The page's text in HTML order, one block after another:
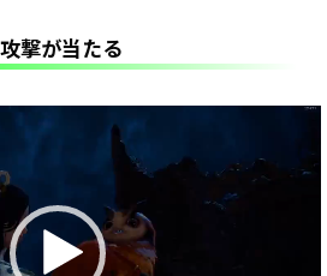
撃が当たる